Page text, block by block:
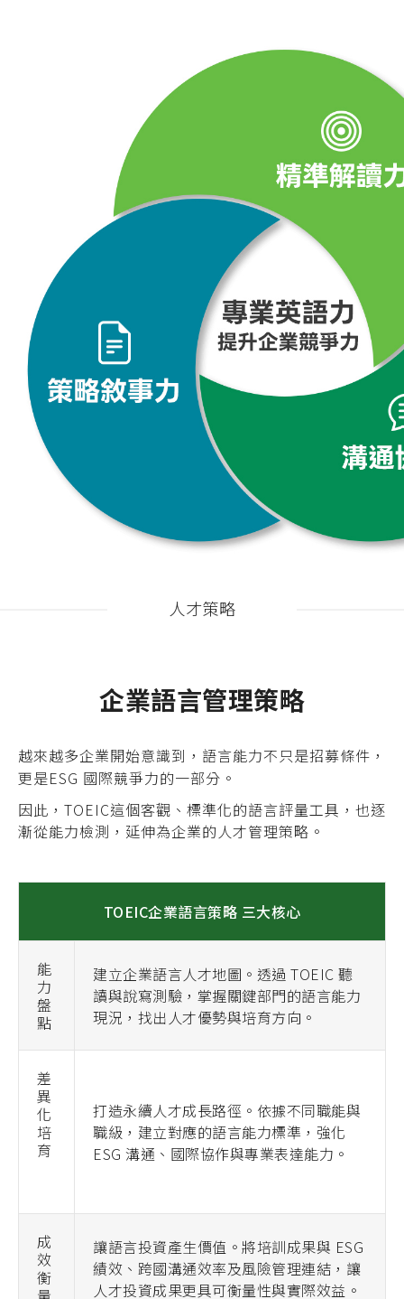
人才策略
企業語言管理策略
越來越多企業開始意識到，語言能力不只是招募條件，
更是ESG 國際競爭力的一部分。
因此，TOEIC這個客觀、標準化的語言評量工具，也逐
漸從能力檢測，延伸為企業的人才管理策略。
TOEIC企業語言策略 三大核心
能
力
盤
點
建立企業語言人才地圖。透過 TOEIC 聽
讀與說寫測驗，掌握關鍵部門的語言能力
現況，找出人才優勢與培育方向。
差
異
化
培
育
打造永續人才成長路徑。依據不同職能與
職級，建立對應的語言能力標準，強化
ESG 溝通、國際協作與專業表達能力。
成
效
衡
讓語言投資產生價值。將培訓成果與 ESG
績效、跨國溝通效率及風險管理連結，讓
人才投資成果更具可衡量性與實際效益。